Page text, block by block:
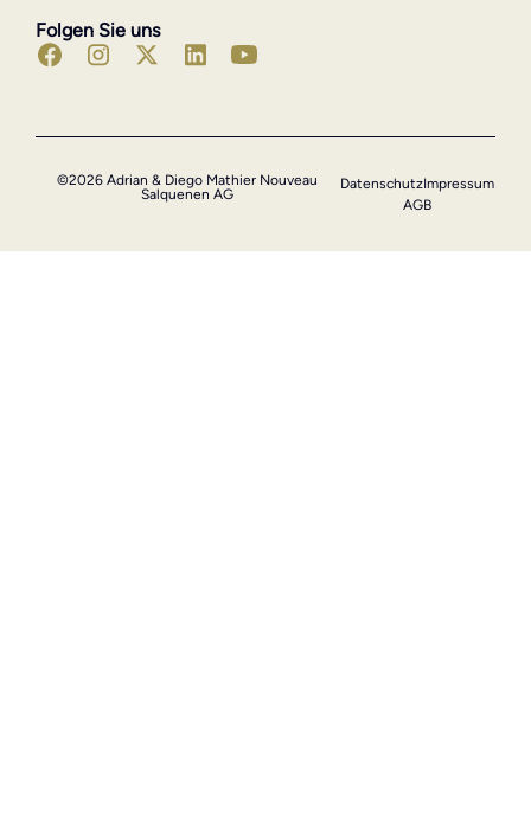
Folgen Sie uns
©2026 Adrian & Diego Mathier Nouveau
Salquenen AG
DatenschutzImpressum
AGB